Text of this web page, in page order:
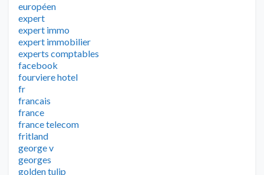
européen
expert
expert immo
expert immobilier
experts comptables
facebook
fourviere hotel
fr
francais
france
france telecom
fritland
george v
georges
golden tulip